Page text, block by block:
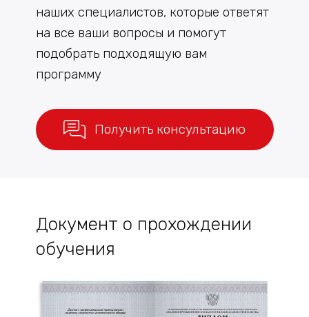
наших специалистов, которые ответят
на все ваши вопросы и помогут
подобрать подходящую вам
программу
Получить консультацию
Документ о прохождении
обучения